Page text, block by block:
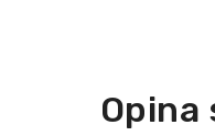
Opina